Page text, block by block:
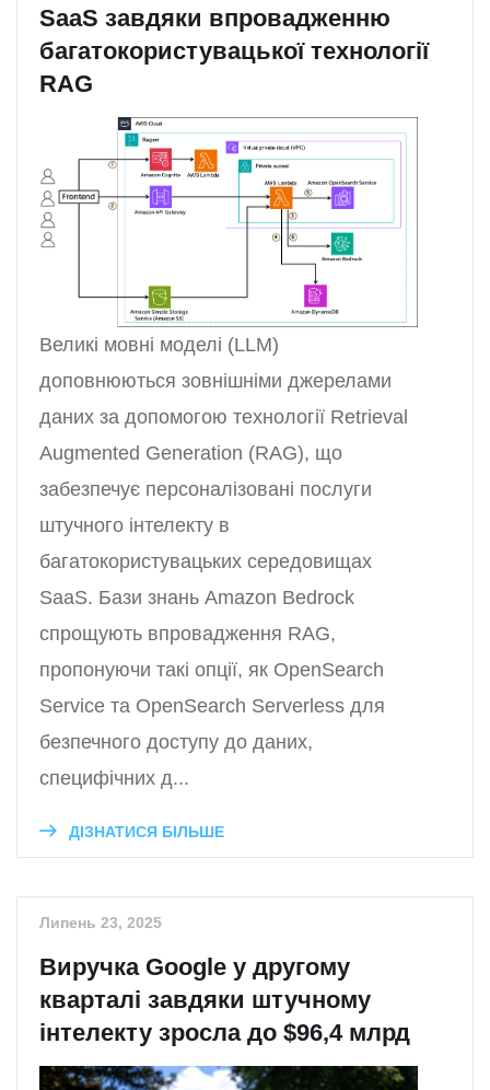
SaaS завдяки впровадженню
багатокористувацької технології
RAG
Великі мовні моделі (LLM)
доповнюються зовнішніми джерелами
даних за допомогою технології Retrieval
Augmented Generation (RAG), що
забезпечує персоналізовані послуги
штучного інтелекту в
багатокористувацьких середовищах
SaaS. Бази знань Amazon Bedrock
спрощують впровадження RAG,
пропонуючи такі опції, як OpenSearch
Service та OpenSearch Serverless для
безпечного доступу до даних,
специфічних д...
ДІЗНАТИСЯ БІЛЬШЕ
Липень 23, 2025
Виручка Google у другому
кварталі завдяки штучному
інтелекту зросла до $96,4 млрд